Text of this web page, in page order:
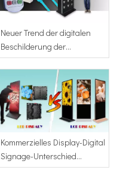
Neuer Trend der digitalen
Beschilderung der
Mobiltelefonladestation
Kommerzielles Display-Digital
Signage-Unterschied
zwischen LCD und LED-